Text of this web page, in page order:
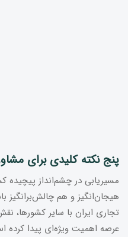
پنج نکته کلیدی برای
مسیریابی در چشم‌انداز پیچیده
هیجان‌انگیز و هم چالش‌برانگیز
تجاری ایران با سایر کشورها،
عرصه اهمیت ویژه‌ای پیدا کرده